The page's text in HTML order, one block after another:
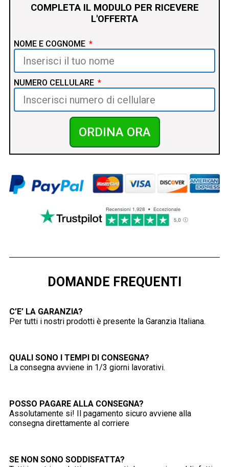
COMPLETA IL MODULO PER RICEVERE
L'OFFERTA
NOME E COGNOME
NUMERO CELLULARE
ORDINA ORA
DOMANDE FREQUENTI
C’E’ LA GARANZIA?
Per tutti i nostri prodotti è presente la Garanzia Italiana.
QUALI SONO I TEMPI DI CONSEGNA?
La consegna avviene in 1/3 giorni lavorativi.
POSSO PAGARE ALLA CONSEGNA?
Assolutamente si! Il pagamento sicuro avviene alla
consegna direttamente al corriere
SE NON SONO SODDISFATTA?